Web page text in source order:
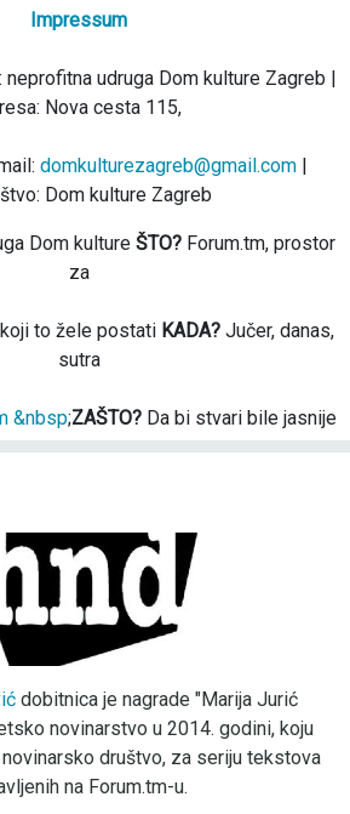
Impressum
neprofitna udruga Dom kulture Zagreb |
Nova cesta 115,
domkulturezagreb@gmail.com |
Dom kulture Zagreb
Dom kulture ŠTO?Forum.tm, prostor
za
to žele postati KADA?Jučer, danas,
sutra
&nbsp;ZAŠTO? Da bi stvari bile jasnije
dobitnica je nagrade "Marija Jurić
novinarstvo u 2014. godini, koju
društvo, za seriju tekstova
na Forum.tm-u.